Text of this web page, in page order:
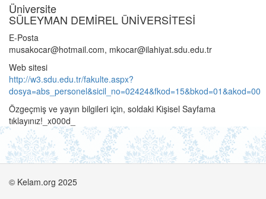
Üniversite
SÜLEYMAN DEMİREL ÜNİVERSİTESİ
E-Posta
musakocar@hotmail.com, mkocar@ilahiyat.sdu.edu.tr
Web sitesi
http://w3.sdu.edu.tr/fakulte.aspx?
dosya=abs_personel&sicil_no=02424&fkod=15&bkod=01&akod=00
Özgeçmiş ve yayın bilgileri için, soldaki Kişisel Sayfama
tıklayınız!_x000d_
© Kelam.org 2025